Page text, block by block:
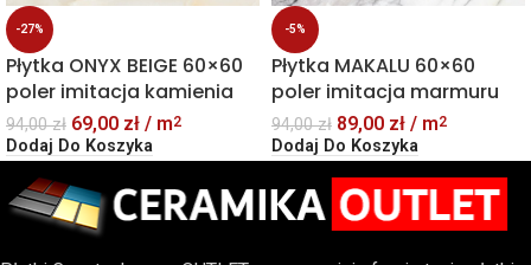
-27%
Płytka ONYX BEIGE 60×60
poler imitacja kamienia
94,00zł 69,00 zł / m2
Dodaj Do Koszyka
-5%
Płytka MAKALU 60×60
poler imitacja marmuru
94,00zł 89,00 zł / m2
Dodaj Do Koszyka